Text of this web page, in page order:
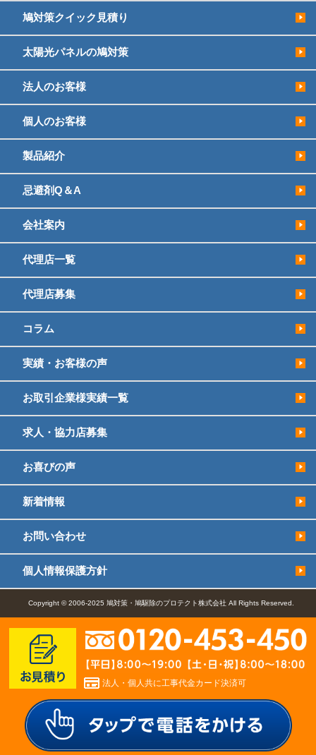
鳩対策クイック見積り
太陽光パネルの鳩対策
法人のお客様
個人のお客様
製品紹介
忌避剤Q＆A
会社案内
代理店一覧
代理店募集
コラム
実績・お客様の声
お取引企業様実績一覧
求人・協力店募集
お喜びの声
新着情報
お問い合わせ
個人情報保護方針
Copyright © 2006-2025 鳩対策・鳩駆除のプロテクト株式会社 All Rights Reserved.
法人・個人共に工事代金カード決済可